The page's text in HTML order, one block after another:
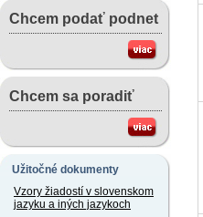
Chcem podať podnet
Chcem sa poradiť
Užitočné dokumenty
Vzory žiadostí v slovenskom
jazyku a iných jazykoch